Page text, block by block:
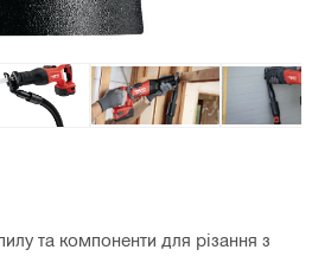
та компоненти для різання з